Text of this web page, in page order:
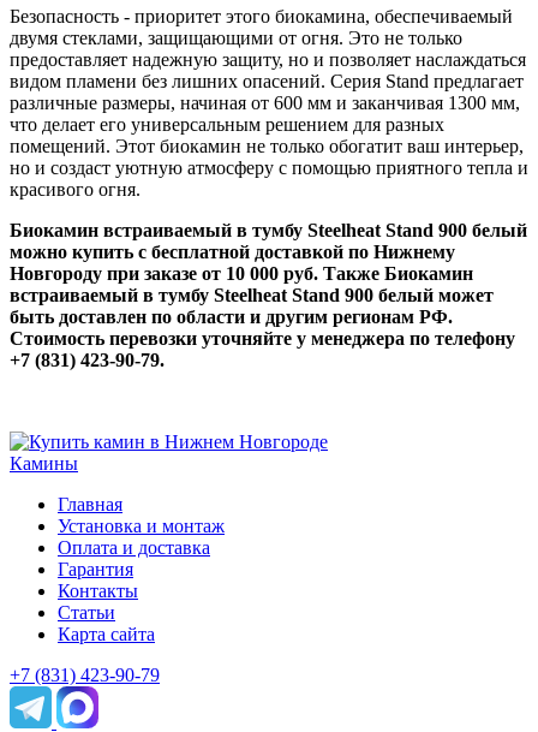
Безопасность - приоритет этого биокамина, обеспечиваемый
двумя стеклами, защищающими от огня. Это не только
предоставляет надежную защиту, но и позволяет наслаждаться
видом пламени без лишних опасений. Серия Stand предлагает
различные размеры, начиная от 600 мм и заканчивая 1300 мм,
что делает его универсальным решением для разных
помещений. Этот биокамин не только обогатит ваш интерьер,
но и создаст уютную атмосферу с помощью приятного тепла и
красивого огня.
Биокамин встраиваемый в тумбу Steelheat Stand 900 белый
можно купить с бесплатной доставкой по Нижнему
Новгороду при заказе от 10 000 руб. Также Биокамин
встраиваемый в тумбу Steelheat Stand 900 белый может
быть доставлен по области и другим регионам РФ.
Стоимость перевозки уточняйте у менеджера по телефону
+7 (831) 423-90-79.
Камины
Главная
Установка и монтаж
Оплата и доставка
Гарантия
Контакты
Статьи
Карта сайта
+7 (831) 423-90-79